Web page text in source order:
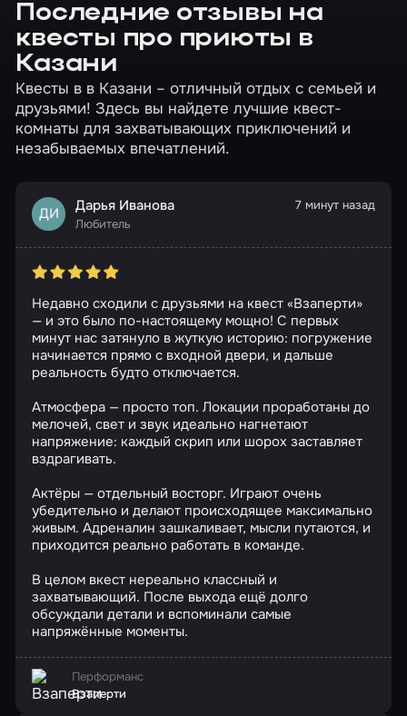
Последние отзывы на
квесты про приюты в
Казани
Квесты в в Казани – отличный отдых с семьей и
друзьями! Здесь вы найдете лучшие квест-
комнаты для захватывающих приключений и
незабываемых впечатлений.
ДИ Дарья Иванова
Любитель
7 минут назад
Недавно сходили с друзьями на квест «Взаперти»
— и это было по-настоящему мощно! С первых
минут нас затянуло в жуткую историю: погружение
начинается прямо с входной двери, и дальше
реальность будто отключается.
Атмосфера — просто топ. Локации проработаны до
мелочей, свет и звук идеально нагнетают
напряжение: каждый скрип или шорох заставляет
вздрагивать.
Актёры — отдельный восторг. Играют очень
убедительно и делают происходящее максимально
живым. Адреналин зашкаливает, мысли путаются, и
приходится реально работать в команде.
В целом вкест нереально классный и
захватывающий. После выхода ещё долго
обсуждали детали и вспоминали самые
напряжённые моменты.
Перформанс
Взаперти